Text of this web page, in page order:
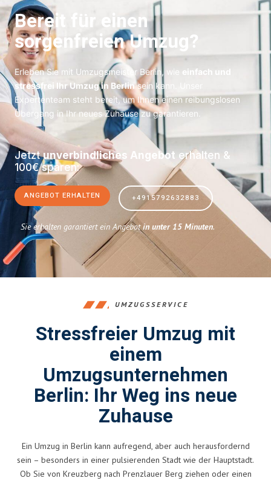
Bereit für einen
sorgenfreien Umzug?
Erleben Sie mit Umzugsmeister Berlin, wie einfach und
stressfrei Ihr Umzug in Berlinsein kann. Unser
Expertenteam steht bereit, um Ihnen einen reibungslosen
Übergang in Ihr neues Zuhause zu garantieren.
Jetztunverbindliches Angebot erhalten &
100€ sparen:
ANGEBOT ERHALTEN +4915792632883
Sie erhalten garantiert ein Angebotin unter 15 Minuten.
UMZUGSSERVICE
Stressfreier Umzug mit
einem
Umzugsunternehmen
Berlin: Ihr Weg ins neue
Zuhause
Ein Umzug in Berlin kann aufregend, aber auch herausfordernd
sein – besonders in einer pulsierenden Stadt wie der Hauptstadt.
Ob Sie von Kreuzberg nach Prenzlauer Berg ziehen oder einen